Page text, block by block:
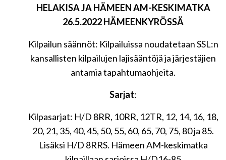
HELAKISA JA HÄMEEN AM-KESKIMATKA
26.5.2022 HÄMEENKYRÖSSÄ
Kilpailun säännöt: Kilpailuissa noudatetaan SSL:n
kansallisten kilpailujen lajisääntöjä ja järjestäjien
antamia tapahtumaohjeita.
Sarjat:
Kilpasarjat: H/D 8RR, 10RR, 12TR, 12, 14, 16, 18,
20, 21, 35, 40, 45, 50, 55, 60, 65, 70, 75, 80 ja 85.
Lisäksi H/D 8RRS. Hämeen AM-keskimatka